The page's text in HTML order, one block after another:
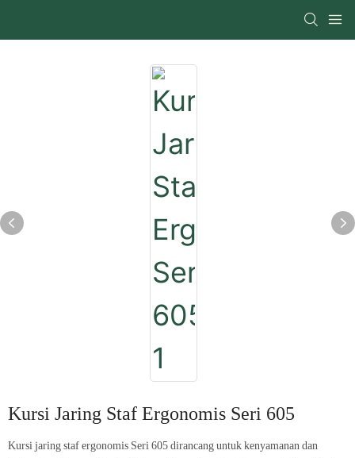
Kursi Jaring Staf Ergonomis Seri 605
Kursi jaring staf ergonomis Seri 605 dirancang untuk kenyamanan dan